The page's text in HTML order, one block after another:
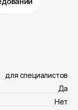
для специалистов
Да
Нет